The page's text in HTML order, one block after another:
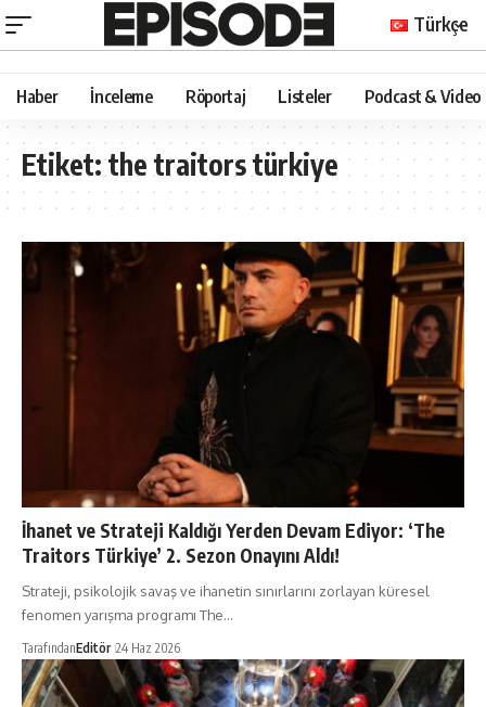
Türkçe
Haber İnceleme Röportaj Listeler Podcast & Video
Etiket:the traitors türkiye
İhanet ve Strateji Kaldığı Yerden Devam Ediyor: ‘The
Traitors Türkiye’ 2. Sezon Onayını Aldı!
Strateji, psikolojik savaş ve ihanetin sınırlarını zorlayan küresel
fenomen yarışma programı The…
TarafındanEditör 24 Haz 2026